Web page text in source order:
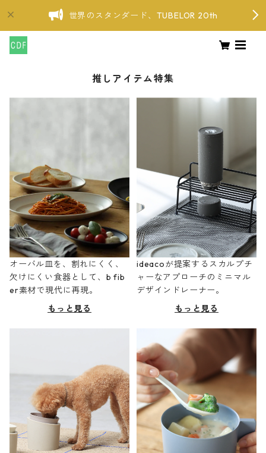
世界のスタンダード、TUBELOR 20th
推しアイテム特集
オーバル皿を、割れにくく、
欠けにくい食器として、b fib
er素材で現代に再現。
もっと見る
ideacoが提案するスカルプチ
ャーなアプローチのミニマル
デザインドレーナー。
もっと見る